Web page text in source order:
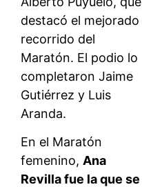
destacó el mejorado
recorrido del
Maratón. El podio lo
completaron Jaime
Gutiérrez y Luis
Aranda.
En el Maratón
femenino, Ana
Revilla fue la que se